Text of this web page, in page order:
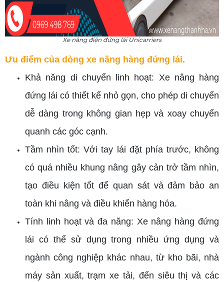
Xe nâng điện đứng lái Unicarriers
Ưu điểm của dòng xe nâng hàng đứng lái.
Khả năng di chuyển linh hoạt: Xe nâng hàng
đứng lái có thiết kế nhỏ gọn, cho phép di chuyển
dễ dàng trong không gian hẹp và xoay chuyển
quanh các góc cạnh.
Tầm nhìn tốt: Với tay lái đặt phía trước, không
có quá nhiều khung nâng gây cản trở tầm nhìn,
tạo điều kiện tốt để quan sát và đảm bảo an
toàn khi nâng và điều khiển hàng hóa.
Tính linh hoạt và đa năng: Xe nâng hàng đứng
lái có thể sử dụng trong nhiều ứng dụng và
ngành công nghiệp khác nhau, từ kho bãi, nhà
máy sản xuất, trạm xe tải, đến siêu thị và các